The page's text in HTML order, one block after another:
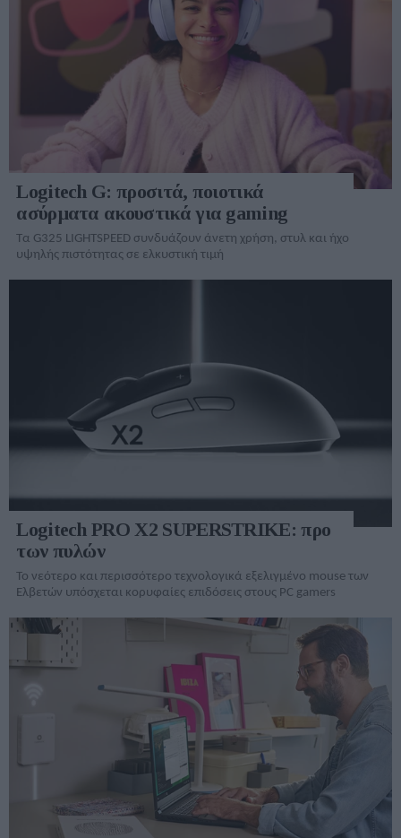
Logitech G: προσιτά, ποιοτικά
ασύρματα ακουστικά για gaming
Τα G325 LIGHTSPEED συνδυάζουν άνετη χρήση, στυλ και ήχο
υψηλής πιστότητας σε ελκυστική τιμή
Logitech PRO X2 SUPERSTRIKE: προ
των πυλών
Το νεότερο και περισσότερο τεχνολογικά εξελιγμένο mouse των
Ελβετών υπόσχεται κορυφαίες επιδόσεις στους PC gamers